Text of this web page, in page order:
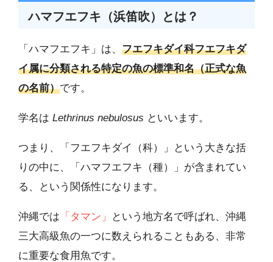
ハマフエフキ（浜笛吹）とは？
「ハマフエフキ」は、 フエフキダイ科フエフキダ
イ属に分類される特定の魚の標準和名（正式な魚
の名前）です。
学名は Lethrinus nebulosus といいます。
つまり、「フエフキダイ（科）」という大きな括
りの中に、「ハマフエフキ（種）」が含まれてい
る、という関係性になります。
沖縄では 「タマン」
という地方名で呼ばれ、沖縄
三大高級魚の一つに数えられることもある、非常
に重要な食用魚です。